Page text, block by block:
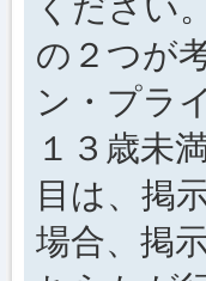
の２つが
ン・プラ
１３歳未
目は、掲
場合、掲